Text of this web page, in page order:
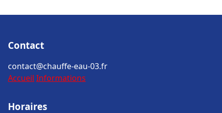
Contact
contact@chauffe-eau-03.fr
Accueil Informations
Horaires